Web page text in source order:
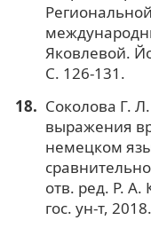
Яковлевой.
C. 126-131.
Соколова Г.
выражения
немецком
отв. ред. Р.
гос. ун-т,